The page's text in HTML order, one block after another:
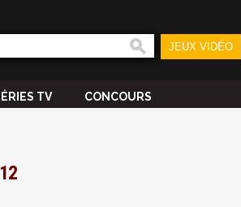
JEUX VIDÉO
TV CONCOURS